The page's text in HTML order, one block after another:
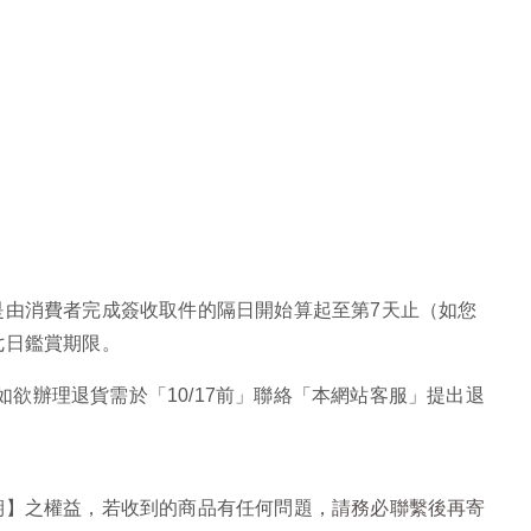
消費者完成簽收取件的隔日開始算起至第7天止（如您
鑑賞期限。
欲辦理退貨需於「 10/17前」聯絡「本網站客服」提出退
之權益，若收到的商品有任何問題 ，請務必聯繫後再寄